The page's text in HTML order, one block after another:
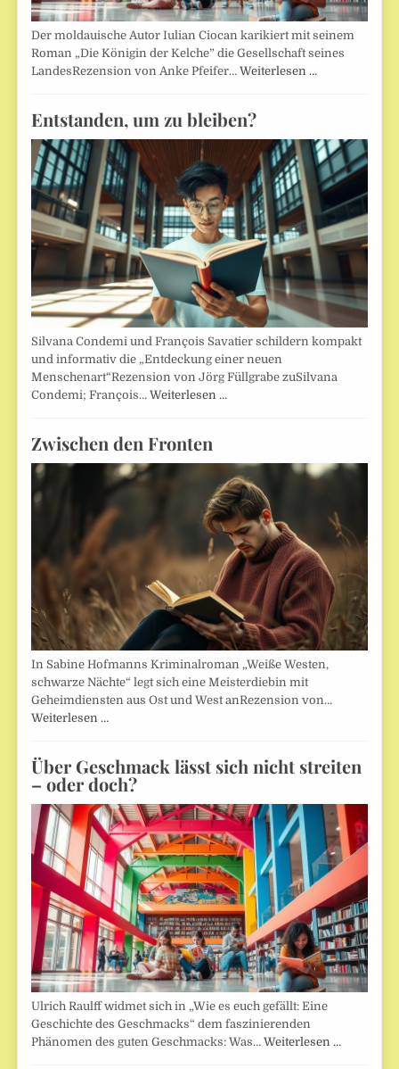
Der moldauische Autor Iulian Ciocan karikiert mit seinem
Roman „Die Königin der Kelche” die Gesellschaft seines
LandesRezension von Anke Pfeifer…Weiterlesen …
Entstanden, um zu bleiben?
Silvana Condemi und François Savatier schildern kompakt
und informativ die „Entdeckung einer neuen
Menschenart“Rezension von Jörg Füllgrabe zuSilvana
Condemi; François…Weiterlesen …
Zwischen den Fronten
In Sabine Hofmanns Kriminalroman „Weiße Westen,
schwarze Nächte“ legt sich eine Meisterdiebin mit
Geheimdiensten aus Ost und West anRezension von…
Weiterlesen …
Über Geschmack lässt sich nicht streiten
– oder doch?
Ulrich Raulff widmet sich in „Wie es euch gefällt: Eine
Geschichte des Geschmacks“ dem faszinierenden
Phänomen des guten Geschmacks: Was…Weiterlesen …